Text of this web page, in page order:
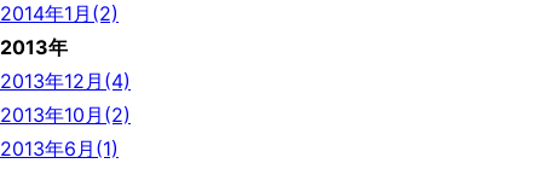
2014年1月(2)
2013年
2013年12月(4)
2013年10月(2)
2013年6月(1)